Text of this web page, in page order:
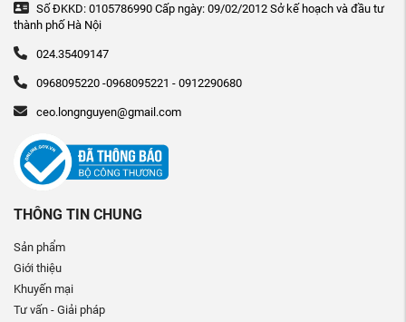
Số ĐKKD: 0105786990 Cấp ngày: 09/02/2012 Sở kế hoạch và đầu tư
thành phố Hà Nội
024.35409147
0968095220 -0968095221 - 0912290680
ceo.longnguyen@gmail.com
THÔNG TIN CHUNG
Sản phẩm
Giới thiệu
Khuyến mại
Tư vấn - Giải pháp